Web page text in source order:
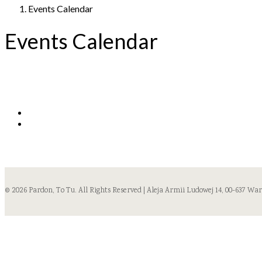
Events Calendar
Events Calendar
© 2026 Pardon, To Tu. All Rights Reserved | Aleja Armii Ludowej 14, 00-637